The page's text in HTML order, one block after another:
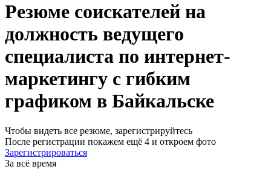
Резюме соискателей на
должность ведущего
специалиста по интернет-
маркетингу с гибким
графиком в Байкальске
Чтобы видеть все резюме, зарегистрируйтесь
После регистрации покажем ещё 4 и откроем фото
Зарегистрироваться
За всё время